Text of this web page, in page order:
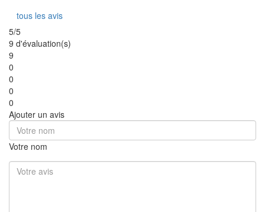
tous les avis
5/5
9 d'évaluation(s)
9
0
0
0
0
Ajouter un avis
Votre nom